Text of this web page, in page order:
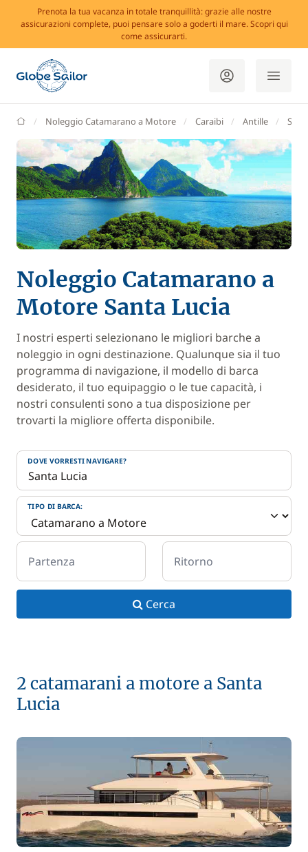
Prenota la tua vacanza in totale tranquillità: grazie alle nostre
assicurazioni complete, puoi pensare solo a goderti il mare. Scopri qui
come assicurarti.
GlobeSailor
Noleggio Catamarano a Motore Caraibi Antille
Noleggio Catamarano a
Motore Santa Lucia
I nostri esperti selezionano le migliori barche a
noleggio in ogni destinazione. Qualunque sia il tuo
programma di navigazione, il modello di barca
desiderato, il tuo equipaggio o le tue capacità, i
nostri consulenti sono a tua disposizione per
trovarti la migliore offerta disponibile.
DOVE VORRESTI NAVIGARE?
TIPO DI BARCA:
Partenza Ritorno
Cerca
2 catamarani a motore a Santa
Lucia